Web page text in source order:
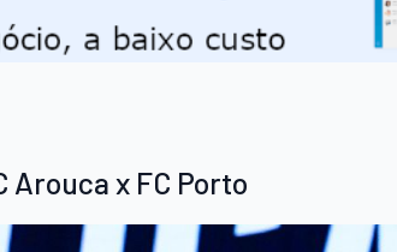
Arouca x FC Porto